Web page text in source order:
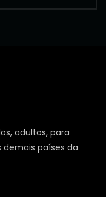
adultos, para
demais países da